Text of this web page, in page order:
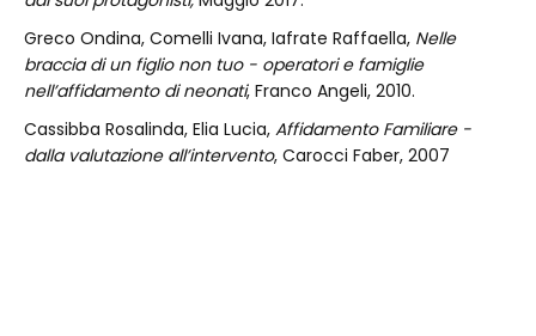
Greco Ondina, Comelli Ivana, Iafrate Raffaella, Nelle
braccia di un figlio non tuo - operatori e famiglie
nell’affidamento di neonati, Franco Angeli, 2010.
Cassibba Rosalinda, Elia Lucia, Affidamento Familiare -
dalla valutazione all’intervento, Carocci Faber, 2007